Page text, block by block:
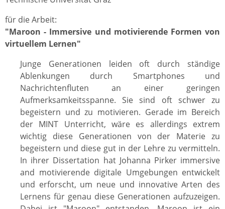
für die Arbeit:
"Maroon - Immersive und motivierende Formen von
virtuellem Lernen"
Junge Generationen leiden oft durch ständige
Ablenkungen durch Smartphones und
Nachrichtenfluten an einer geringen
Aufmerksamkeitsspanne. Sie sind oft schwer zu
begeistern und zu motivieren. Gerade im Bereich
der MINT Unterricht, wäre es allerdings extrem
wichtig diese Generationen von der Materie zu
begeistern und diese gut in der Lehre zu vermitteln.
In ihrer Dissertation hat Johanna Pirker immersive
and motivierende digitale Umgebungen entwickelt
und erforscht, um neue und innovative Arten des
Lernens für genau diese Generationen aufzuzeigen.